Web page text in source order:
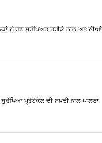
ਨੂੰ ਹੁਣ ਸੁਰੱਖਿਅਤ ਤਰੀਕੇ ਨਾਲ ਆਪਣੀਆਂ
ਪ੍ਰੋਟੋਕੋਲ ਦੀ ਸਖ਼ਤੀ ਨਾਲ ਪਾਲਣਾ